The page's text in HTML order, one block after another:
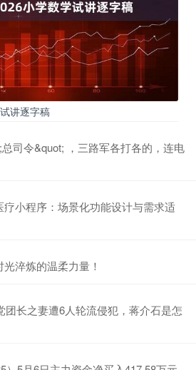
讲逐字稿
司令&quot; ，三路军各打各的，连电
小程序：场景化功能设计与需求适
淬炼的温柔力量！
团长之妻遭6人轮流侵犯，蒋介石是怎